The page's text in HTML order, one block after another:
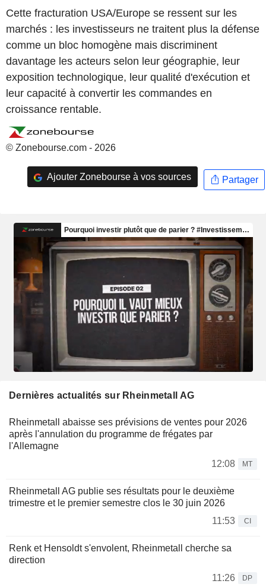
Cette fracturation USA/Europe se ressent sur les
marchés : les investisseurs ne traitent plus la défense
comme un bloc homogène mais discriminent
davantage les acteurs selon leur géographie, leur
exposition technologique, leur qualité d'exécution et
leur capacité à convertir les commandes en
croissance rentable.
© Zonebourse.com - 2026
Ajouter Zonebourse à vos sources Partager
Dernières actualités sur Rheinmetall AG
Rheinmetall abaisse ses prévisions de ventes pour 2026
après l'annulation du programme de frégates par
l'Allemagne
12:08
MT
Rheinmetall AG publie ses résultats pour le deuxième
trimestre et le premier semestre clos le 30 juin 2026
11:53
CI
Renk et Hensoldt s'envolent, Rheinmetall cherche sa
direction
11:26
DP